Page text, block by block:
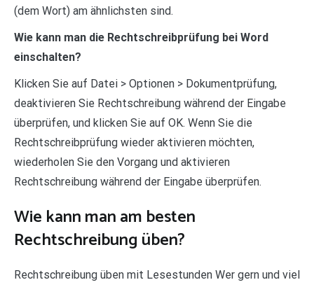
(dem Wort) am ähnlichsten sind.
Wie kann man die Rechtschreibprüfung bei Word
einschalten?
Klicken Sie auf Datei > Optionen > Dokumentprüfung,
deaktivieren Sie Rechtschreibung während der Eingabe
überprüfen, und klicken Sie auf OK. Wenn Sie die
Rechtschreibprüfung wieder aktivieren möchten,
wiederholen Sie den Vorgang und aktivieren
Rechtschreibung während der Eingabe überprüfen.
Wie kann man am besten
Rechtschreibung üben?
Rechtschreibung üben mit Lesestunden Wer gern und viel